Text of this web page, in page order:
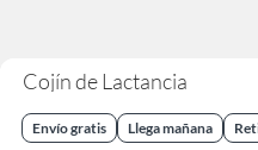
Cojín de Lactancia
Envío gratis Llega mañana